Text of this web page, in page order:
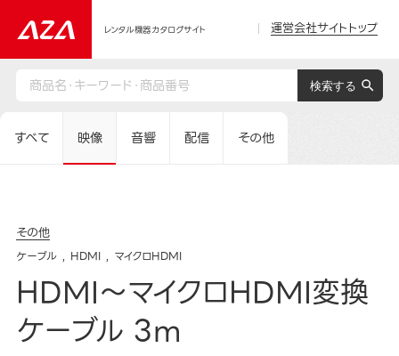
レンタル機器カタログサイト 運営会社サイトトップ
すべて 映像 音響 配信 その他
その他
ケーブル HDMI マイクロHDMI
HDMI～マイクロHDMI変換
ケーブル 3m